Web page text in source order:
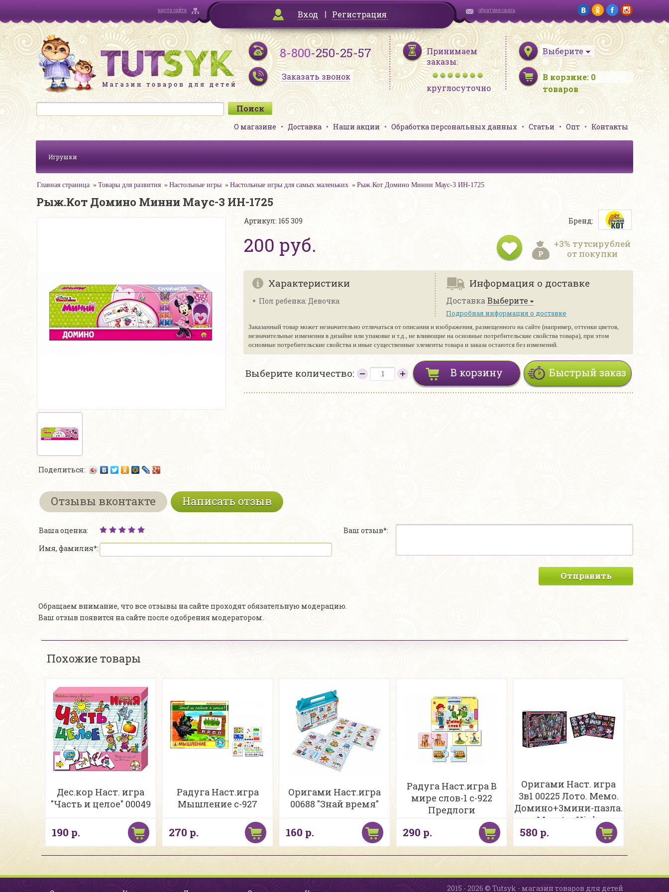
карта сайта Вход Регистрация обратная связь
8-800-250-25-57
Заказать звонок
Принимаем
заказы:
круглосуточно
Выберите
В корзине: 0
товаров
О магазине Доставка Наши акции Обработка персональных данных Статьи Опт Контакты
Игрушки
Главная страница Товары для развития Настольные игры Настольные игры для самых маленьких Рыж.Кот Домино Минни Маус-3 ИН-1725
Рыж.Кот Домино Минни Маус-3 ИН-1725
Поделиться:
Артикул: 165 309
200 руб.
Бренд:
+3% тутсирублей
от покупки
Характеристики
Пол ребенка: Девочка
Информация о доставке
Доставка Выберите
Подробная информация о доставке
Заказанный товар может незначительно отличаться от описания и изображения, размещенного на сайте (например, оттенки цветов,
незначительные изменения в дизайне или упаковке и т.д., не влияющие на основные потребительские свойства товара), при этом
основные потребительские свойства и иные существенные элементы товара и заказа остаются без изменений.
Выберите количество: Быстрый заказ
В корзину
Отзывы вконтакте Написать отзыв
Ваша оценка:
Имя, фамилия*:
Ваш отзыв*:
Отправить
Обращаем внимание, что все отзывы на сайте проходят обязательную модерацию.
Ваш отзыв появится на сайте после одобрения модератором.
Похожие товары
Дес.кор Наст. игра
"Часть и целое" 00049
190 р.
Радуга Наст.игра
Мышление с-927
270 р.
Оригами Наст.игра
00688 "Знай время"
160 р.
Радуга Наст.игра В
мире слов-1 с-922
Предлоги
290 р.
Оригами Наст. игра
3в1 00225 Лото. Мемо.
Домино+3мини-пазла.
Monster High.
580 р.
2015 - 2026 © Tutsyk - магазин товаров для детей